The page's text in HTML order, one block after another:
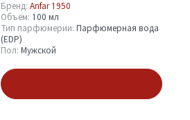
Бренд: Anfar 1950
Объём: 100 мл
Тип парфюмерии: Парфюмерная вода
(EDP)
Пол: Мужской